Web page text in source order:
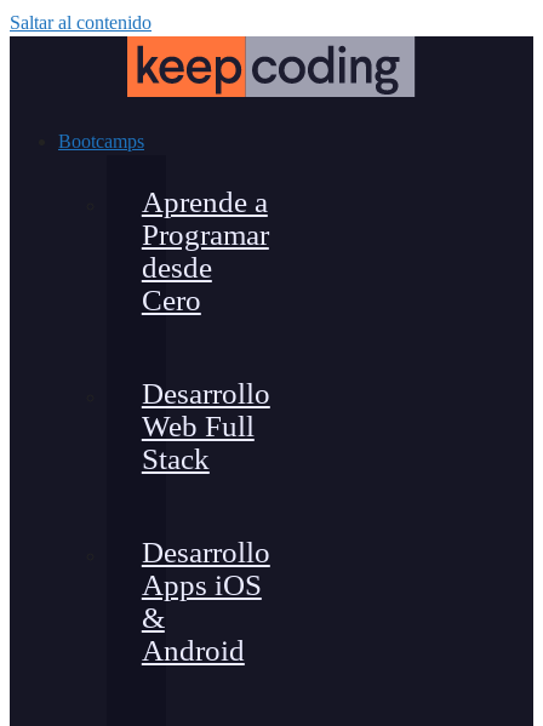
Saltar al contenido
Bootcamps
Aprende a
Programar
desde
Cero
Desarrollo
Web Full
Stack
Desarrollo
Apps iOS
&
Android